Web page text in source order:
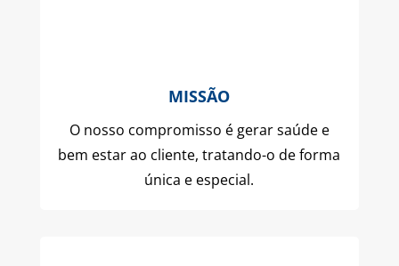
MISSÃO
O nosso compromisso é gerar saúde e
bem estar ao cliente, tratando-o de forma
única e especial.